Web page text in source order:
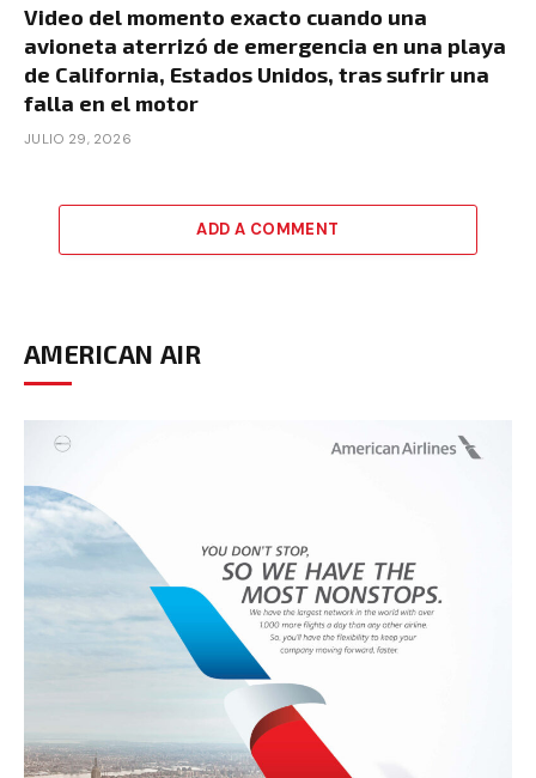
Video del momento exacto cuando una
avioneta aterrizó de emergencia en una playa
de California, Estados Unidos, tras sufrir una
falla en el motor
JULIO 29, 2026
ADD A COMMENT
AMERICAN AIR